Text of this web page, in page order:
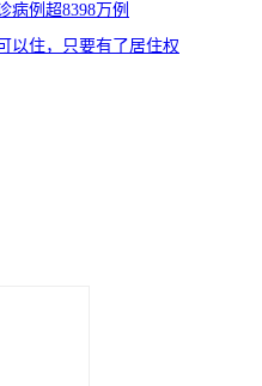
病例超8398万例
以住，只要有了居住权